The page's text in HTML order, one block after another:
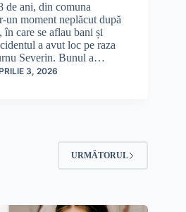
de ani, din comuna
un moment neplăcut după
care se aflau bani și
a avut loc pe raza
Severin. Bunul a…
3, 2026
URMĂTORUL